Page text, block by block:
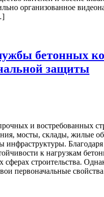
организованное
бетонных
защиты
и востребованных
мосты, склады, жилые
инфраструктуры.
к нагрузкам
сферах строительства.
первоначальные